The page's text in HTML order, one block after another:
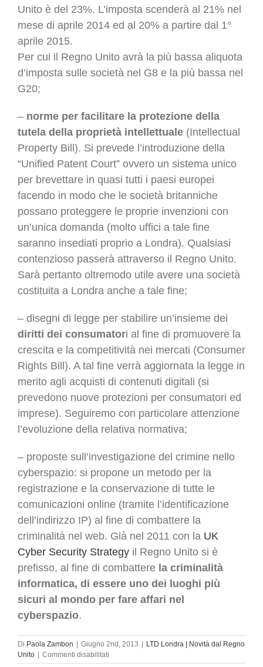
Unito è del 23%. L’imposta scenderà al 21% nel
mese di aprile 2014 ed al 20% a partire dal 1°
aprile 2015.
Per cui il Regno Unito avrà la più bassa aliquota
d’imposta sulle società nel G8 e la più bassa nel
G20;
– norme per facilitare la protezione della
tutela della proprietà intellettuale (Intellectual
Property Bill). Si prevede l’introduzione della
“Unified Patent Court” ovvero un sistema unico
per brevettare in quasi tutti i paesi europei
facendo in modo che le società britanniche
possano proteggere le proprie invenzioni con
un’unica domanda (molto uffici a tale fine
saranno insediati proprio a Londra). Qualsiasi
contenzioso passerà attraverso il Regno Unito.
Sarà pertanto oltremodo utile avere una società
costituita a Londra anche a tale fine;
– disegni di legge per stabilire un’insieme dei
diritti dei consumatori al fine di promuovere la
crescita e la competitività nei mercati (Consumer
Rights Bill). A tal fine verrà aggiornata la legge in
merito agli acquisti di contenuti digitali (si
prevedono nuove protezioni per consumatori ed
imprese). Seguiremo con particolare attenzione
l’evoluzione della relativa normativa;
– proposte sull’investigazione del crimine nello
cyberspazio: si propone un metodo per la
registrazione e la conservazione di tutte le
comunicazioni online (tramite l’identificazione
dell’indirizzo IP) al fine di combattere la
criminalità nel web. Già nel 2011 con la UK
Cyber Security Strategy il Regno Unito si è
prefisso, al fine di combattere la criminalità
informatica, di essere uno dei luoghi più
sicuri al mondo per fare affari nel
cyberspazio.
Di Paola Zambon | Giugno 2nd, 2013 | LTD Londra | Novità dal Regno
Unito | Commenti disabilitati
Azienda